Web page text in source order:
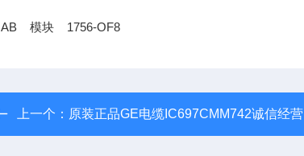
AB 模块 1756-OF8
上一个： 原装正品GE电缆IC697CMM742诚信经营